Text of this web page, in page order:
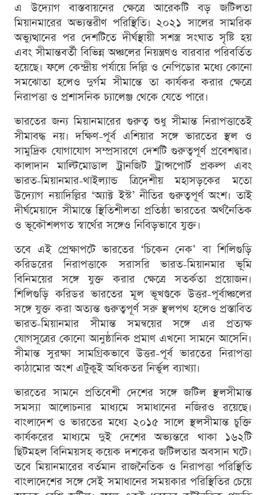
এ উদ্যোগ বাস্তবায়নের ক্ষেত্রে আরেকটি বড় জটিলতা
মিয়ানমারের অভ্যন্তরীণ পরিস্থিতি। ২০২১ সালের সামরিক
অভ্যুত্থানের পর দেশটিতে দীর্ঘস্থায়ী সশস্ত্র সংঘাত সৃষ্টি হয়
এবং সীমান্তবর্তী বিভিন্ন অঞ্চলের নিয়ন্ত্রণও বারবার পরিবর্তিত
হয়েছে। ফলে কেন্দ্রীয় পর্যায়ে দিল্লি ও নেপিডোর মধ্যে কোনো
সমঝোতা হলেও দুর্গম সীমান্তে তা কার্যকর করার ক্ষেত্রে
নিরাপত্তা ও প্রশাসনিক চ্যালেঞ্জ থেকে যেতে পারে।
ভারতের জন্য মিয়ানমারের গুরুত্ব শুধু সীমান্ত নিরাপত্তাতেই
সীমাবদ্ধ নয়। দক্ষিণ-পূর্ব এশিয়ার সঙ্গে ভারতের স্থল ও
সামুদ্রিক যোগাযোগ সম্প্রসারণে দেশটি গুরুত্বপূর্ণ প্রবেশদ্বার।
কালাদান মাল্টিমোডাল ট্রানজিট ট্রান্সপোর্ট প্রকল্প এবং
ভারত-মিয়ানমার-থাইল্যান্ড ত্রিদেশীয় মহাসড়কের মতো
উদ্যোগ নয়াদিল্লির ‘অ্যাক্ট ইস্ট’ নীতির গুরুত্বপূর্ণ অংশ। তাই
দীর্ঘমেয়াদে সীমান্তে স্থিতিশীলতা প্রতিষ্ঠা ভারতের অর্থনৈতিক
ও ভূকৌশলগত স্বার্থের সঙ্গেও নিবিড়ভাবে যুক্ত।
তবে এই প্রেক্ষাপটে ভারতের ‘চিকেন নেক’ বা শিলিগুড়ি
করিডরের নিরাপত্তাকে সরাসরি ভারত-মিয়ানমার ভূমি
বিনিময়ের সঙ্গে যুক্ত করার ক্ষেত্রে সতর্কতা প্রয়োজন।
শিলিগুড়ি করিডর ভারতের মূল ভূখণ্ডকে উত্তর-পূর্বাঞ্চলের
সঙ্গে যুক্ত করা অত্যন্ত গুরুত্বপূর্ণ সরু স্থলপথ হলেও প্রস্তাবিত
ভারত-মিয়ানমার সীমান্ত সমন্বয়ের সঙ্গে এর প্রত্যক্ষ
যোগসূত্রের কোনো আনুষ্ঠানিক প্রমাণ এখনো সামনে আসেনি।
সীমান্ত সুরক্ষা সামগ্রিকভাবে উত্তর-পূর্ব ভারতের নিরাপত্তা
কাঠামোর অংশ এটুকুই অধিকতর নির্ভুল ব্যাখ্যা।
ভারতের সামনে প্রতিবেশী দেশের সঙ্গে জটিল স্থলসীমান্ত
সমস্যা আলোচনার মাধ্যমে সমাধানের নজিরও রয়েছে।
বাংলাদেশ ও ভারতের মধ্যে ২০১৫ সালে স্থলসীমান্ত চুক্তি
কার্যকরের মাধ্যমে দুই দেশের অভ্যন্তরে থাকা ১৬২টি
ছিটমহল বিনিময়সহ কয়েক দশকের জটিলতার অবসান ঘটে।
তবে মিয়ানমারের বর্তমান রাজনৈতিক ও নিরাপত্তা পরিস্থিতি
বাংলাদেশের সঙ্গে সেই সমাধানের সময়কার পরিস্থিতির চেয়ে